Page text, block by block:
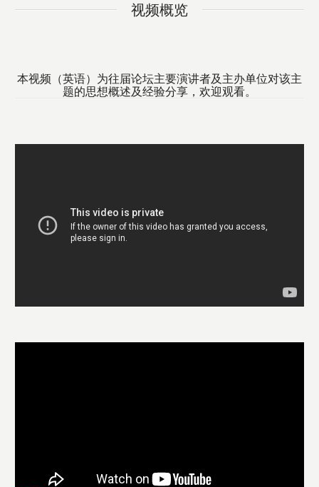
视频概览
本视频（英语）为往届论坛主要演讲者及主办单位对该主